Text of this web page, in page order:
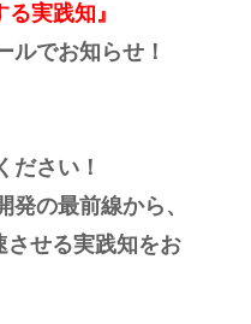
る実践知』
ルでお知らせ！
さい！
の最前線から、
させる実践知をお